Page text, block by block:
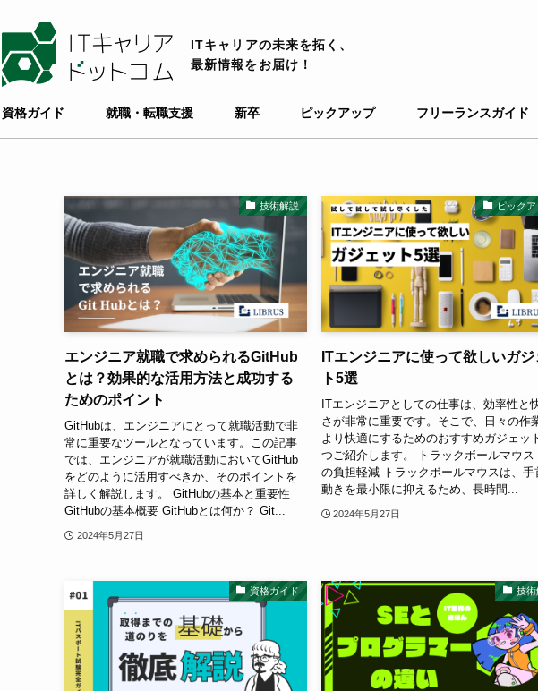
ITキャリアの未来を拓く、
最新情報をお届け！
資格ガイド 就職・転職支援 新卒 ピックアップ フリーランスガイド
技術解説
エンジニア就職で求められるGitHub
とは？効果的な活用方法と成功する
ためのポイント
GitHubは、エンジニアにとって就職活動で非
常に重要なツールとなっています。この記事
では、エンジニアが就職活動においてGitHub
をどのように活用すべきか、そのポイントを
詳しく解説します。 GitHubの基本と重要性
GitHubの基本概要 GitHubとは何か？ Git...
2024年5月27日
ピック
ITエンジニアに使って欲しいガジ
ト5選
ITエンジニアとしての仕事は、効率性と
さが非常に重要です。そこで、日々の作
より快適にするためのおすすめガジェッ
つご紹介します。 トラックボールマウス
の負担軽減 トラックボールマウスは、手
動きを最小限に抑えるため、長時間...
2024年5月27日
資格ガイド 技